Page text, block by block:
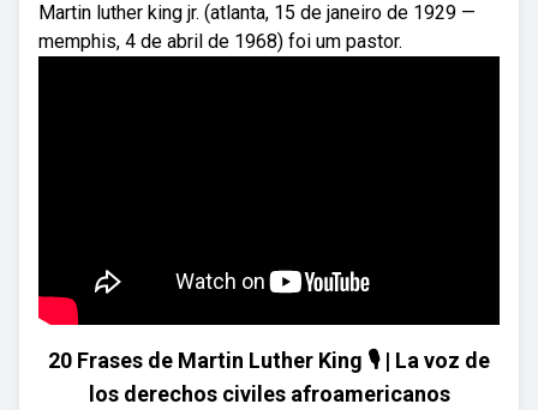
Martin luther king jr. (atlanta, 15 de janeiro de 1929 —
memphis, 4 de abril de 1968) foi um pastor.
20 Frases de Martin Luther King 🎙 | La voz de
los derechos civiles afroamericanos